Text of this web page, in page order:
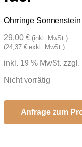
Ohrringe Sonnenstein
29,00 € (inkl. MwSt.)
(24,37 € exkl. MwSt.)
inkl. 19 % MwSt. zzgl.
Nicht vorrätig
Anfrage zum